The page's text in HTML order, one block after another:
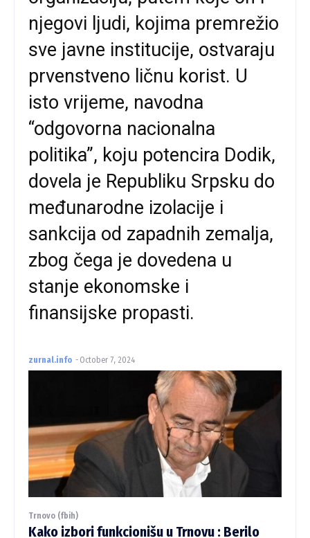
njegovi ljudi, kojima premrežio
sve javne institucije, ostvaraju
prvenstveno ličnu korist. U
isto vrijeme, navodna
“odgovorna nacionalna
politika”, koju potencira Dodik,
dovela je Republiku Srpsku do
međunarodne izolacije i
sankcija od zapadnih zemalja,
zbog čega je dovedena u
stanje ekonomske i
finansijske propasti.
zurnal.info - October 7, 2024
Trnovo (fbih)
Kako izbori funkcionišu u Trnovu : Berilo